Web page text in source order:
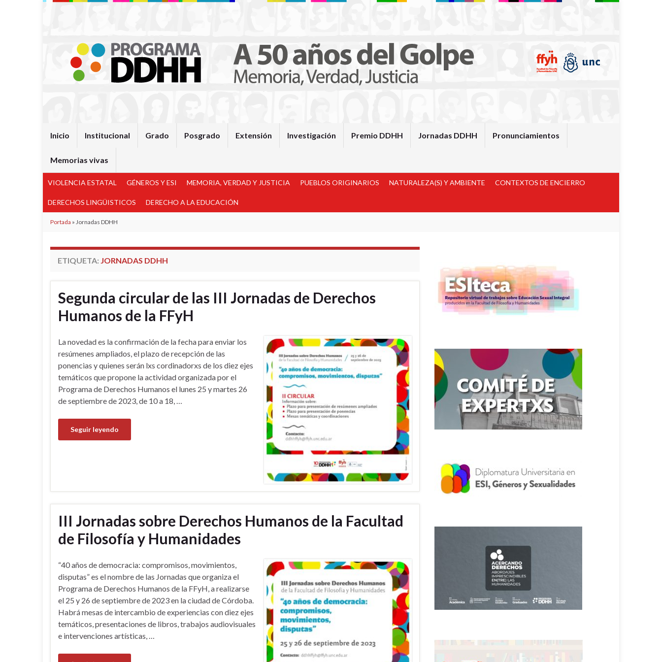
Inicio Institucional Grado Posgrado Extensión Investigación Premio DDHH Jornadas DDHH Pronunciamientos
Memorias vivas
VIOLENCIA ESTATAL GÉNEROS Y ESI MEMORIA, VERDAD Y JUSTICIA PUEBLOS ORIGINARIOS NATURALEZA(S) Y AMBIENTE CONTEXTOS DE ENCIERRO
DERECHOS LINGÜISTICOS DERECHO A LA EDUCACIÓN
Portada » Jornadas DDHH
ETIQUETA: JORNADAS DDHH
Segunda circular de las III Jornadas de Derechos
Humanos de la FFyH
La novedad es la confirmación de la fecha para enviar los
resúmenes ampliados, el plazo de recepción de las
ponencias y quienes serán lxs cordinadorxs de los diez ejes
temáticos que propone la actividad organizada por el
Programa de Derechos Humanos el lunes 25 y martes 26
de septiembre de 2023, de 10 a 18, …
Seguir leyendo
III Jornadas sobre Derechos Humanos de la Facultad
de Filosofía y Humanidades
“40 años de democracia: compromisos, movimientos,
disputas” es el nombre de las Jornadas que organiza el
Programa de Derechos Humanos de la FFyH, a realizarse
el 25 y 26 de septiembre de 2023 en la ciudad de Córdoba.
Habrá mesas de intercambio de experiencias con diez ejes
temáticos, presentaciones de libros, trabajos audiovisuales
e intervenciones artísticas, …